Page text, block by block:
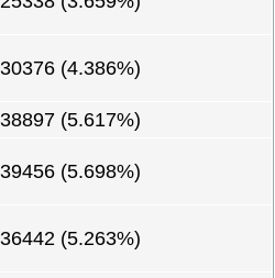
30376 (4.386%)
38897 (5.617%)
39456 (5.698%)
36442 (5.263%)